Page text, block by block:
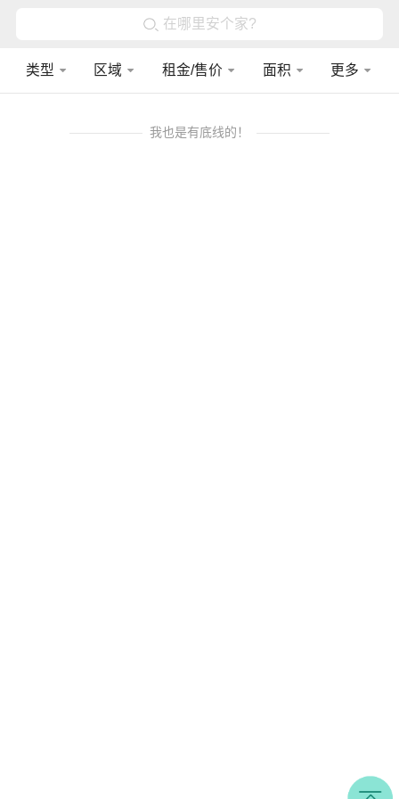
在哪里安个家?
类型 区域 租金/售价 面积 更多
我也是有底线的！